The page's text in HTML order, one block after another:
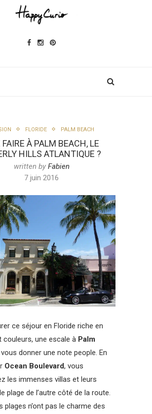
FLORIDE PALM BEACH
FAIRE À PALM BEACH, LE
HILLS ATLANTIQUE ?
written by Fabien
7 juin 2016
ce séjour en Floride riche en
couleurs, une escale à Palm
donner une note people. En
Ocean Boulevard, vous
les immenses villas et leurs
plage de l’autre côté de la route.
plages n’ont pas le charme des